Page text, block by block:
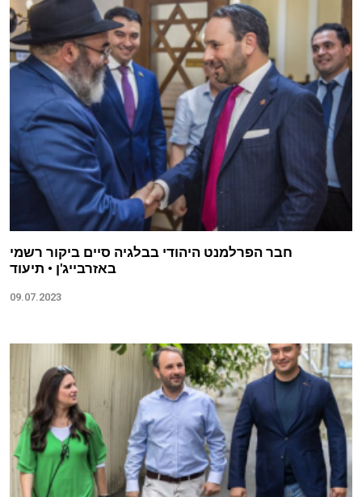
חבר הפרלמנט היהודי בבלגיה סיים ביקור רשמי
באזרבייג'ן • תיעוד
09.07.2023